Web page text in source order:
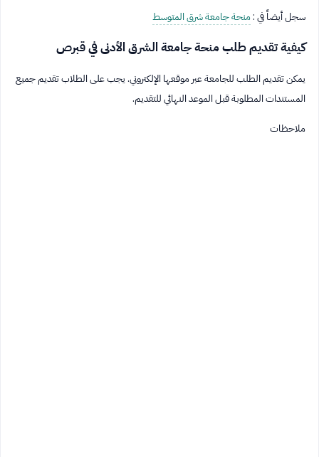
سجل أيضاً في :منحة جامعة شرق المتوسط
كيفية تقديم طلب منحة جامعة الشرق الأدنى في قبرص
يمكن تقديم الطلب للجامعة عبر موقعها الإلكتروني. يجب على الطلاب تقديم جميع
المستندات المطلوبة قبل الموعد النهائي للتقديم.
ملاحظات